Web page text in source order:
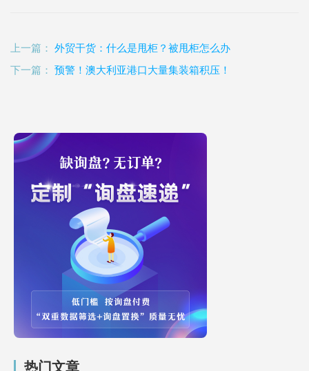
上一篇： 外贸干货：什么是甩柜？被甩柜怎么办
下一篇： 预警！澳大利亚港口大量集装箱积压！
热门文章